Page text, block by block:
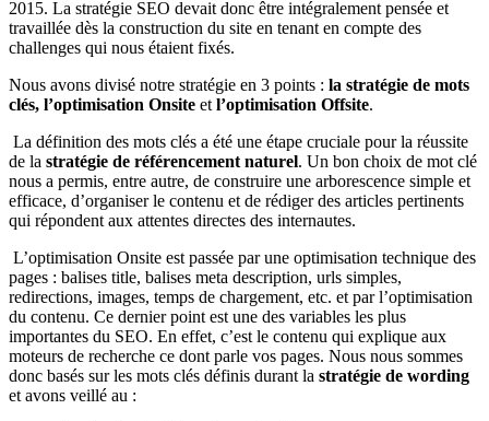
2015. La stratégie SEO devait donc être intégralement pensée et
travaillée dès la construction du site en tenant en compte des
challenges qui nous étaient fixés.
Nous avons divisé notre stratégie en 3 points : la stratégie de mots
clés, l’optimisation Onsite et l’optimisation Offsite.
La définition des mots clés a été une étape cruciale pour la réussite
de la stratégie de référencement naturel. Un bon choix de mot clé
nous a permis, entre autre, de construire une arborescence simple et
efficace, d’organiser le contenu et de rédiger des articles pertinents
qui répondent aux attentes directes des internautes.
L’optimisation Onsite est passée par une optimisation technique des
pages : balises title, balises meta description, urls simples,
redirections, images, temps de chargement, etc. et par l’optimisation
du contenu. Ce dernier point est une des variables les plus
importantes du SEO. En effet, c’est le contenu qui explique aux
moteurs de recherche ce dont parle vos pages. Nous nous sommes
donc basés sur les mots clés définis durant la stratégie de wording
et avons veillé au :